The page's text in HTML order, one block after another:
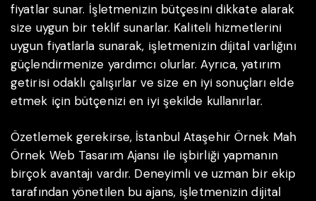
fiyatlar sunar. İşletmenizin bütçesini dikkate alarak
size uygun bir teklif sunarlar. Kaliteli hizmetlerini
uygun fiyatlarla sunarak, işletmenizin dijital varlığını
güçlendirmenize yardımcı olurlar. Ayrıca, yatırım
getirisi odaklı çalışırlar ve size en iyi sonuçları elde
etmek için bütçenizi en iyi şekilde kullanırlar.
Özetlemek gerekirse, İstanbul Ataşehir Örnek Mah
Örnek Web Tasarım Ajansı ile işbirliği yapmanın
birçok avantajı vardır. Deneyimli ve uzman bir ekip
tarafından yönetilen bu ajans, işletmenizin dijital